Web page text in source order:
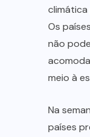
climática
Os
não
meio à
Na
países